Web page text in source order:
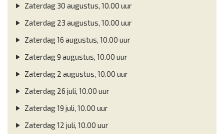
Zaterdag 30 augustus, 10.00 uur
Zaterdag 23 augustus, 10.00 uur
Zaterdag 16 augustus, 10.00 uur
Zaterdag 9 augustus, 10.00 uur
Zaterdag 2 augustus, 10.00 uur
Zaterdag 26 juli, 10.00 uur
Zaterdag 19 juli, 10.00 uur
Zaterdag 12 juli, 10.00 uur